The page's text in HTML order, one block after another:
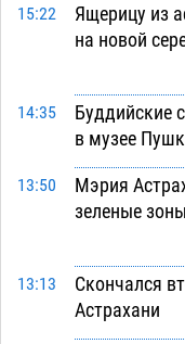
15:22
Ящерицу из
на новой
14:35
Буддийские
в музее
13:50
Мэрия
зеленые
13:13
Скончался
Астрахани